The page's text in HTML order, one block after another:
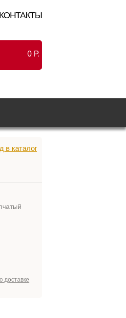
КОНТАКТЫ
0 Р.
в каталог
доставке